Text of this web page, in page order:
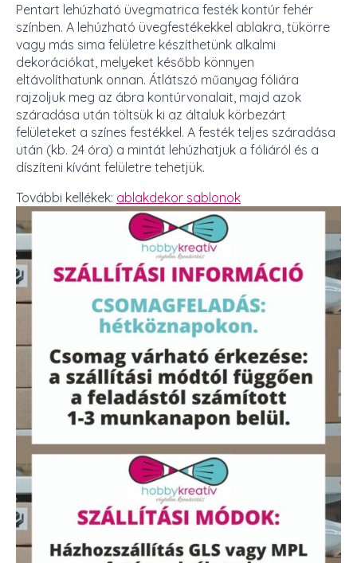
Pentart lehúzható üvegmatrica festék kontúr fehér
színben. A lehúzható üvegfestékekkel ablakra, tükörre
vagy más sima felületre készíthetünk alkalmi
dekorációkat, melyeket később könnyen
eltávolíthatunk onnan. Átlátszó műanyag fóliára
rajzoljuk meg az ábra kontúrvonalait, majd azok
száradása után töltsük ki az általuk körbezárt
felületeket a színes festékkel. A festék teljes száradása
után (kb. 24 óra) a mintát lehúzhatjuk a fóliáról és a
díszíteni kívánt felületre tehetjük.
További kellékek: ablakdekor sablonok